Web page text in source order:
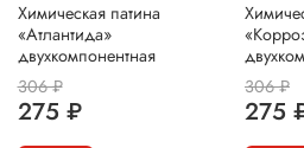
Химическая патина
«Атлантида»
двухкомпонентная
306 ₽
275 ₽
306 ₽
275